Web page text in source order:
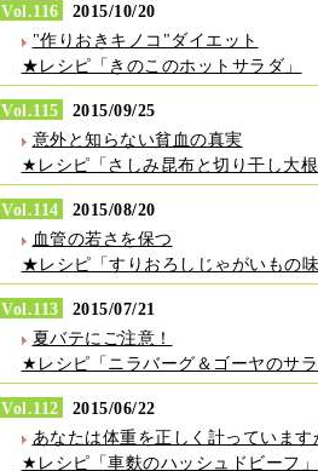
Vol.116
2015/10/20
"作りおきキノコ"ダイエット
★レシピ「きのこのホットサラダ」
Vol.115
2015/09/25
意外と知らない貧血の真実
★レシピ「さしみ昆布と切り干し大根
Vol.114
2015/08/20
血管の若さを保つ
★レシピ「すりおろしじゃがいもの味
Vol.113
2015/07/21
夏バテにご注意！
★レシピ「ニラバーグ＆ゴーヤのサラ
Vol.112
2015/06/22
あなたは体重を正しく計っていま
★レシピ「車麩のハッシュドビーフ」